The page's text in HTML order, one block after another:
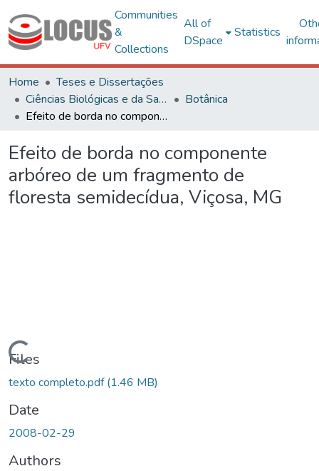
Communities
&
Collections
All of
DSpace
Statistics
Home
Teses e Dissertações
Ciências Biológicas e da Saúde
Botânica
Efeito de borda no componente arbóreo de um fragmento de floresta semidecídua, Viçosa, MG
Efeito de borda no componente
arbóreo de um fragmento de
floresta semidecídua, Viçosa, MG
Files
texto completo.pdf(1.46 MB)
Date
2008-02-29
Authors